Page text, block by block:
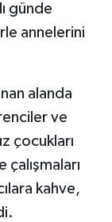
günde
annelerini
alanda
ve
çocukları
kahve,